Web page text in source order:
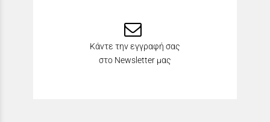
Κάντε την εγγραφή σας
στο Newsletter μας